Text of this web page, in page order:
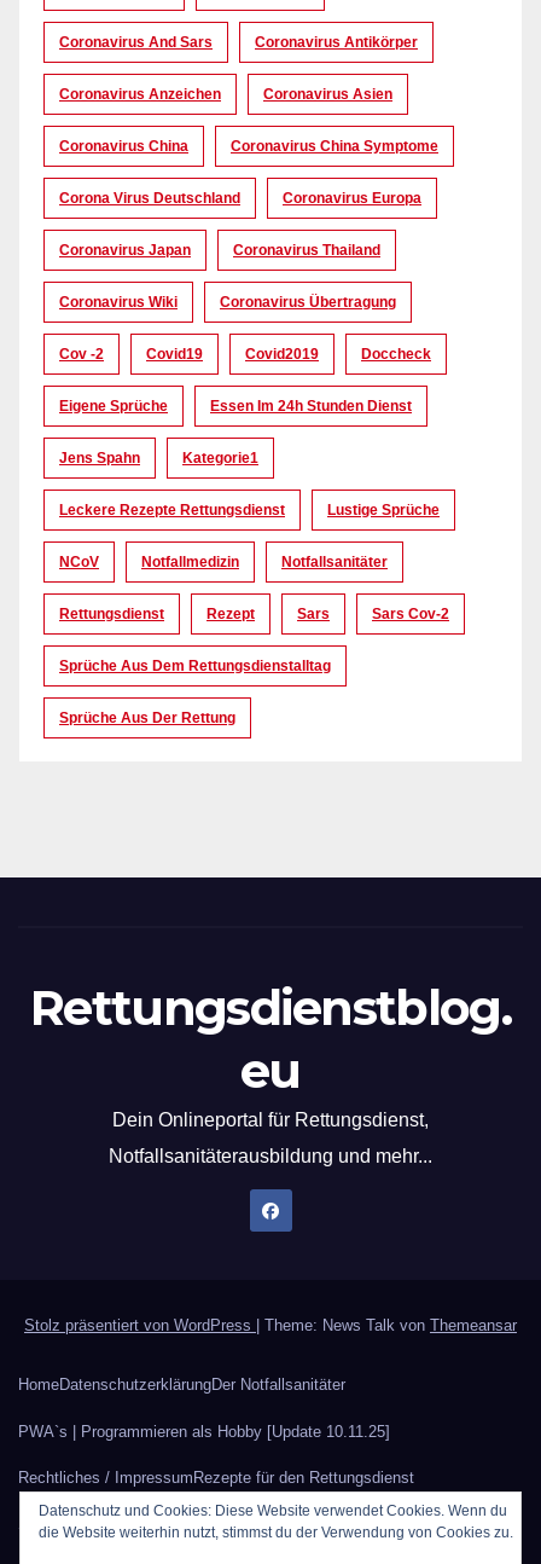
Coronavirus And Sars Coronavirus Antikörper
Coronavirus Anzeichen Coronavirus Asien
Coronavirus China Coronavirus China Symptome
Corona Virus Deutschland Coronavirus Europa
Coronavirus Japan Coronavirus Thailand
Coronavirus Wiki Coronavirus Übertragung
Cov -2 Covid19 Covid2019 Doccheck
Eigene Sprüche Essen Im 24h Stunden Dienst
Jens Spahn Kategorie1
Leckere Rezepte Rettungsdienst Lustige Sprüche
NCoV Notfallmedizin Notfallsanitäter
Rettungsdienst Rezept Sars Sars Cov-2
Sprüche Aus Dem Rettungsdienstalltag
Sprüche Aus Der Rettung
Rettungsdienstblog.
eu
Dein Onlineportal für Rettungsdienst,
Notfallsanitäterausbildung und mehr...
Stolz präsentiert von WordPress Theme: News Talk von Themeansar
HomeDatenschutzerklärungDer Notfallsanitäter
PWA`s | Programmieren als Hobby [Update 10.11.25]
Rechtliches / Impressum Rezepte für den Rettungsdienst
SauerstoffberechnungWerbung auf Rettungsdienstblog.eu
Datenschutz und Cookies: Diese Website verwendet Cookies. Wenn du
die Website weiterhin nutzt, stimmst du der Verwendung von Cookies zu.